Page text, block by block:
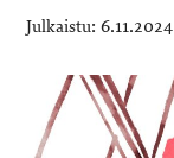
6.11.2024